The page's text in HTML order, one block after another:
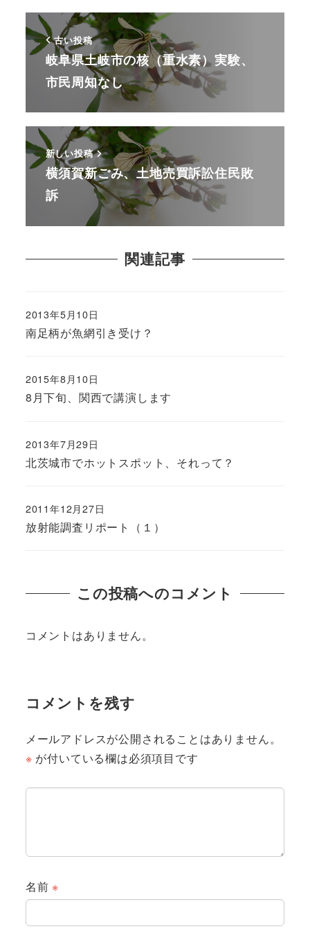
古い投稿
岐阜県土岐市の核（重水素）実験、
市民周知なし
新しい投稿
横須賀新ごみ、土地売買訴訟住民敗
訴
関連記事
南足柄が魚網引き受け？
2013年5月10日
8月下旬、関西で講演します
2015年8月10日
北茨城市でホットスポット、それって？
2013年7月29日
放射能調査リポート（１）
2011年12月27日
この投稿へのコメント
コメントはありません。
コメントを残す
メールアドレスが公開されることはありません。
※ が付いている欄は必須項目です
名前※